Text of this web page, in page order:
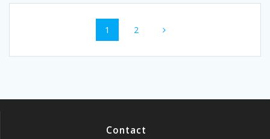
Navigation
sein
Page
1 Page
2
Contact